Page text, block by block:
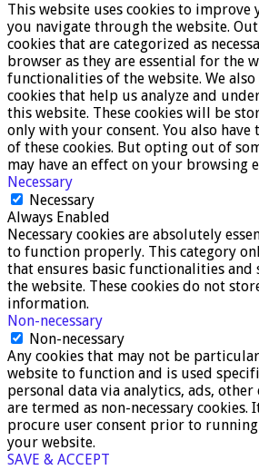
This website uses cookies to improve
you navigate through the website.
cookies that are categorized as
browser as they are essential for the
functionalities of the website. We
cookies that help us analyze and
this website. These cookies will be
only with your consent. You also
of these cookies. But opting out of
may have an effect on your browsing
Necessary
Necessary
Always Enabled
Necessary cookies are absolutely
to function properly. This category
that ensures basic functionalities
the website. These cookies do not
information.
Non-necessary
Non-necessary
Any cookies that may not be
website to function and is used
personal data via analytics, ads,
are termed as non-necessary cookies.
procure user consent prior to running
your website.
SAVE & ACCEPT